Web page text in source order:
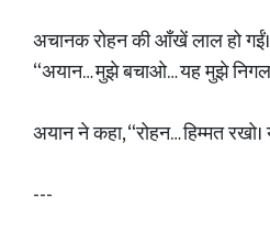
अचानक रोहन की आँखें लाल हो
“अयान… मुझे बचाओ… यह मुझे निगल
अयान ने कहा, “रोहन… हिम्मत रखो।
---